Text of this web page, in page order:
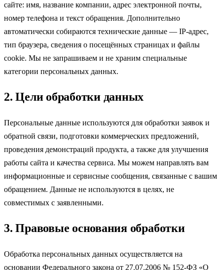
сайте: имя, название компании, адрес электронной почты,
номер телефона и текст обращения. Дополнительно
автоматически собираются технические данные — IP-адрес,
тип браузера, сведения о посещённых страницах и файлы
cookie. Мы не запрашиваем и не храним специальные
категории персональных данных.
2. Цели обработки данных
Персональные данные используются для обработки заявок и
обратной связи, подготовки коммерческих предложений,
проведения демонстраций продукта, а также для улучшения
работы сайта и качества сервиса. Мы можем направлять вам
информационные и сервисные сообщения, связанные с вашим
обращением. Данные не используются в целях, не
совместимых с заявленными.
3. Правовые основания обработки
Обработка персональных данных осуществляется на
основании Федерального закона от 27.07.2006 № 152-ФЗ «О